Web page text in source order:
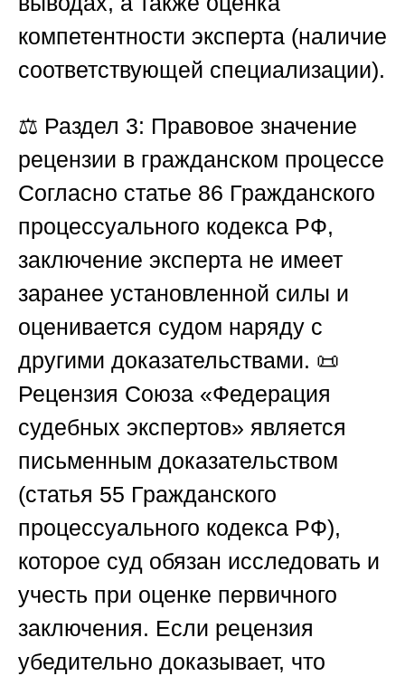
компетентности эксперта (наличие
соответствующей специализации).
⚖️ Раздел 3: Правовое значение
рецензии в гражданском процессе
Согласно статье 86 Гражданского
процессуального кодекса РФ,
заключение эксперта не имеет
заранее установленной силы и
оценивается судом наряду с
другими доказательствами. 📜
Рецензия Союза «Федерация
судебных экспертов» является
письменным доказательством
(статья 55 Гражданского
процессуального кодекса РФ),
которое суд обязан исследовать и
учесть при оценке первичного
заключения. Если рецензия
убедительно доказывает, что